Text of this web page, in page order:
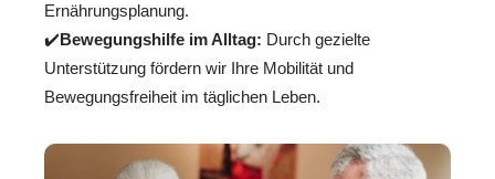
Ernährungsplanung.
✔️Bewegungshilfe im Alltag: Durch gezielte
Unterstützung fördern wir Ihre Mobilität und
Bewegungsfreiheit im täglichen Leben.